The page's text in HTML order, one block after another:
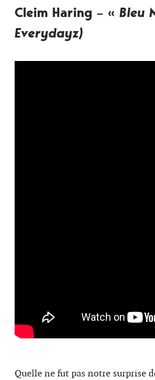
Cleim Haring – « Bleu
Everydayz)
Quelle ne fut pas notre surprise